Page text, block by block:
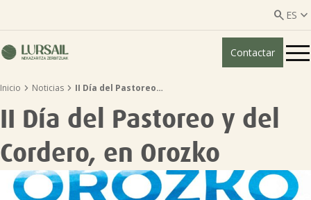
 ES 
ES
Quiénes somos
Servicios ganadería
Contactar
Inicio  Noticias  II Día del Pastoreo…
II Día del Pastoreo y del
Cordero, en Orozko